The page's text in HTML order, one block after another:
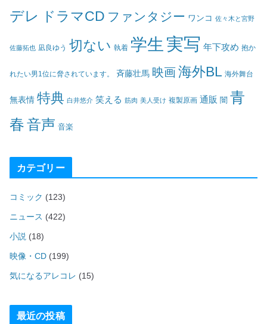
デレ
ドラマCD ファンタジー ワンコ 佐々木と宮野
佐藤拓也 凪良ゆう 切ない 執着 学生 実写 年下攻め 抱か
れたい男1位に脅されています。 斉藤壮馬 映画海外BL 海外舞台
無表情 特典 白井悠介 笑える 筋肉 美人受け 複製原画 通販 闇 青
春音声 音楽
カテゴリー
コミック (123)
ニュース (422)
小説 (18)
映像・CD (199)
気になるアレコレ (15)
最近の投稿